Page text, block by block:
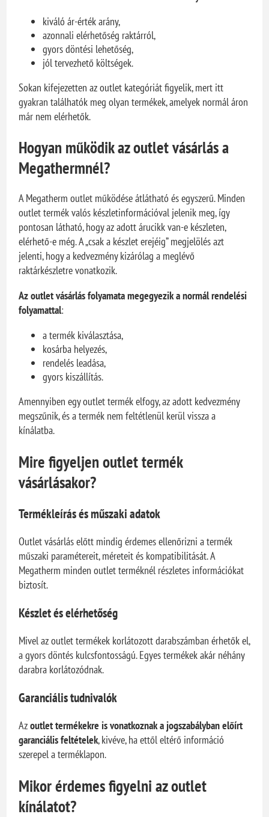
kiváló ár-érték arány,
azonnali elérhetőség raktárról,
gyors döntési lehetőség,
jól tervezhető költségek.
Sokan kifejezetten az outlet kategóriát figyelik, mert itt
gyakran találhatók meg olyan termékek, amelyek normál áron
már nem elérhetők.
Hogyan működik az outlet vásárlás a
Megathermnél?
A Megatherm outlet működése átlátható és egyszerű. Minden
outlet termék valós készletinformációval jelenik meg, így
pontosan látható, hogy az adott árucikk van-e készleten,
elérhető-e még. A „csak a készlet erejéig” megjelölés azt
jelenti, hogy a kedvezmény kizárólag a meglévő
raktárkészletre vonatkozik.
Az outlet vásárlás folyamata megegyezik a normál rendelési
folyamattal:
a termék kiválasztása,
kosárba helyezés,
rendelés leadása,
gyors kiszállítás.
Amennyiben egy outlet termék elfogy, az adott kedvezmény
megszűnik, és a termék nem feltétlenül kerül vissza a
kínálatba.
Mire figyeljen outlet termék
vásárlásakor?
Termékleírás és műszaki adatok
Outlet vásárlás előtt mindig érdemes ellenőrizni a termék
műszaki paramétereit, méreteit és kompatibilitását. A
Megatherm minden outlet terméknél részletes információkat
biztosít.
Készlet és elérhetőség
Mivel az outlet termékek korlátozott darabszámban érhetők el,
a gyors döntés kulcsfontosságú. Egyes termékek akár néhány
darabra korlátozódnak.
Garanciális tudnivalók
Azoutlet termékekre is vonatkoznak a jogszabályban előírt
garanciális feltételek, kivéve, ha ettől eltérő információ
szerepel a terméklapon.
Mikor érdemes figyelni az outlet
kínálatot?